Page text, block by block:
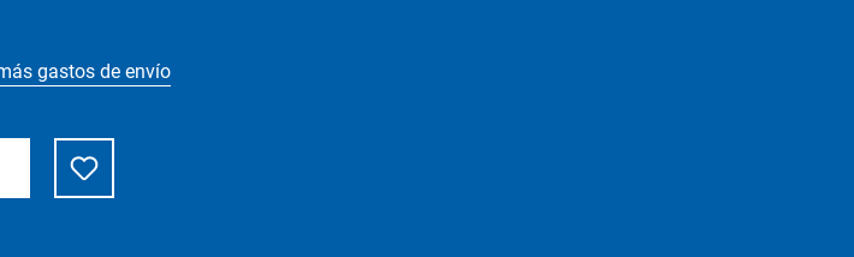
gastos de envío